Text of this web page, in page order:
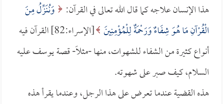
هذا الإنسان علاجه كما قال الله تعالى في القرآن:
وَنُنَزِّلُ مِنَ
الْقُرْآنِ مَا هُوَ شِفَاءٌ وَرَحْمَةٌ لِلْمُؤْمِنِينَ
[الإسراء:82] القرآن فيه
أنواع كثيرة من الشفاء للشهوات، منها -مثلاً- قصة يوسف عليه
السلام، كيف صبر على شهوته.
هذه القضية عندما تعرض على هذا الرجل، وعندما يقرأ هذه